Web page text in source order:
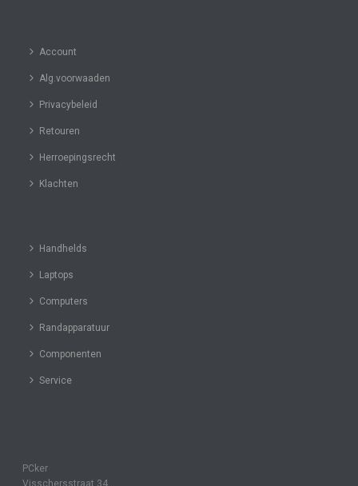
Account
Alg.voorwaaden
Privacybeleid
Retouren
Herroepingsrecht
Klachten
Handhelds
Laptops
Computers
Randapparatuur
Componenten
Service
PCker
Visschersstraat 34,